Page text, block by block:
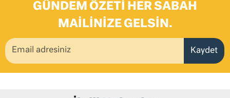
GÜNDEM ÖZETI HER SABAH
MAILINIZE GELSIN.
Kaydet